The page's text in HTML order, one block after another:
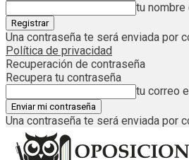
tu nombre
Una contraseña te será enviada por
Política de privacidad
Recuperación de contraseña
Recupera tu contraseña
tu correo
Una contraseña te será enviada por